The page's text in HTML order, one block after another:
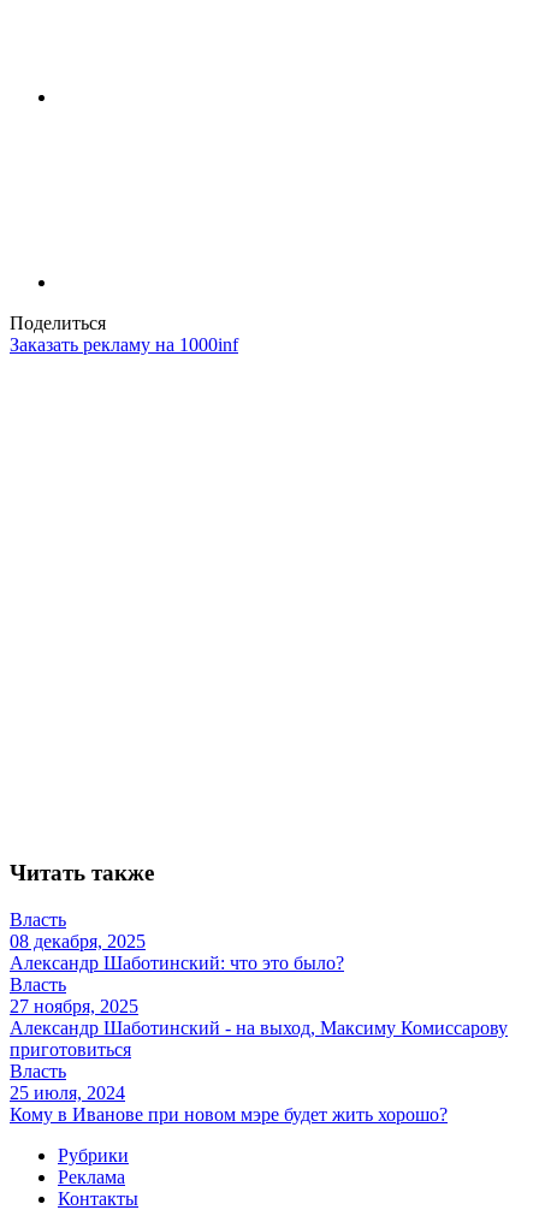
Поделиться
Заказать рекламу на 1000inf
Читать также
Власть
08 декабря, 2025
Александр Шаботинский: что это было?
Власть
27 ноября, 2025
Александр Шаботинский - на выход, Максиму Комиссарову
приготовиться
Власть
25 июля, 2024
Кому в Иванове при новом мэре будет жить хорошо?
Рубрики
Реклама
Контакты